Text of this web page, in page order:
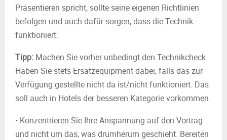
Präsentieren spricht, sollte seine eigenen Richtlinien
befolgen und auch dafür sorgen, dass die Technik
funktioniert.
Tipp: Machen Sie vorher unbedingt den Technikcheck.
Haben Sie stets Ersatzequipment dabei, falls das zur
Verfügung gestellte nicht da ist/nicht funktioniert. Das
soll auch in Hotels der besseren Kategorie vorkommen.
• Konzentrieren Sie Ihre Anspannung auf den Vortrag
und nicht um das, was drumherum geschieht. Bereiten